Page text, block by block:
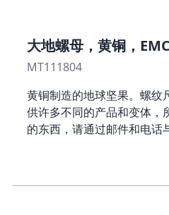
大地螺母，黄铜，
MT111804
黄铜制造的地球坚果。螺纹
供许多不同的产品和变体，
的东西，请通过邮件和电话